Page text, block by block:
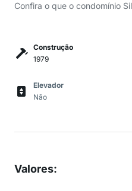
Confira o que o condomínio
Construção
1979
Elevador
Não
Valores: